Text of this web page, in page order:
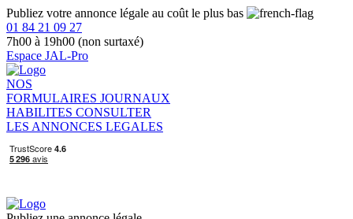
Publiez votre annonce légale au coût le plus bas
01 84 21 09 27
7h00 à 19h00 (non surtaxé)
Espace JAL-Pro
NOS
FORMULAIRES JOURNAUX
HABILITES CONSULTER
LES ANNONCES LEGALES